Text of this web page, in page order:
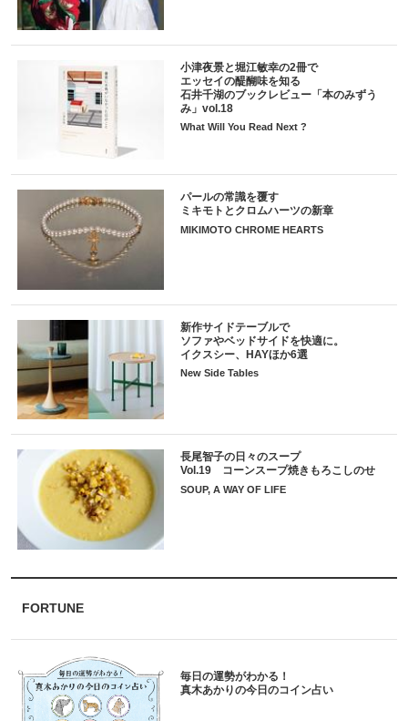
小津夜景と堀江敏幸の2冊で
エッセイの醍醐味を知る
石井千湖のブックレビュー「本のみずう
み」vol.18
What Will You Read Next ?
パールの常識を覆す
ミキモトとクロムハーツの新章
MIKIMOTO CHROME HEARTS
新作サイドテーブルで
ソファやベッドサイドを快適に。
イクスシー、HAYほか6選
New Side Tables
長尾智子の日々のスープ
Vol.19 コーンスープ焼きもろこしのせ
SOUP, A WAY OF LIFE
FORTUNE
毎日の運勢がわかる！